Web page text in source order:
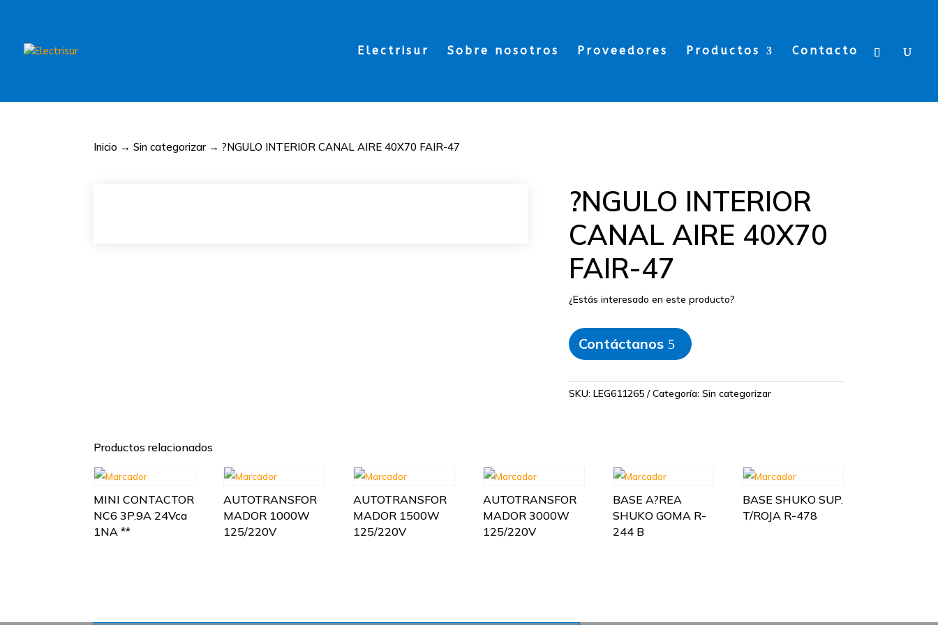
Electrisur Sobre nosotros Proveedores Productos Contacto
Inicio →Sin categorizar → ?NGULO INTERIOR CANAL AIRE 40X70 FAIR-47
?NGULO INTERIOR
CANAL AIRE 40X70
FAIR-47
¿Estás interesado en este producto?
Contáctanos
SKU: LEG611265 Categoría: Sin categorizar
Productos relacionados
MINI CONTACTOR
NC6 3P.9A 24Vca
1NA **
AUTOTRANSFOR
MADOR 1000W
125/220V
AUTOTRANSFOR
MADOR 1500W
125/220V
AUTOTRANSFOR
MADOR 3000W
125/220V
BASE A?REA
SHUKO GOMA R-
244 B
BASE SHUKO SUP.
T/ROJA R-478